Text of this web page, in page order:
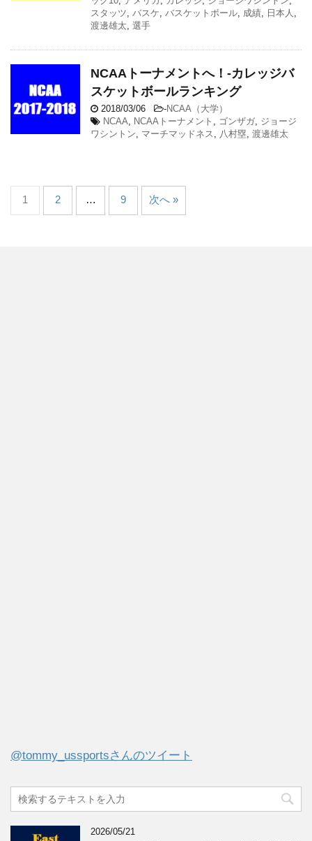
スタッツ, バスケ, バスケットボール, 成績, 日本人 ,
渡邊雄太, 選手
NCAAトーナメントへ！-カレッジバ
スケットボールランキング
2018/03/06 -NCAA（大学）
NCAA, NCAAトーナメント , ゴンザガ, ジョージ
ワシントン, マーチマッドネス , 八村塁, 渡邊雄太
1 2 … 9 次へ »
@tommy_ussportsさんのツイート
2026/05/21